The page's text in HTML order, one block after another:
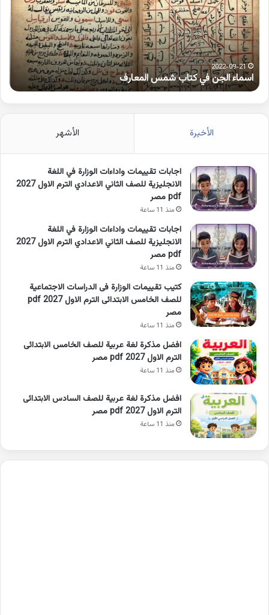
كتاب
شمس
المعارف
2022-09-21
اسماء الجن في كتاب شمس المعارف
الأخيرة الأشهر
اجابات تقييمات واداءات الوزارة في اللغة
الانجليزية للصف الثاني الاعدادي الترم الاول 2027
pdf مصر
منذ 11 ساعة
اجابات تقييمات واداءات الوزارة في اللغة
الانجليزية للصف الثاني الاعدادي الترم الاول 2027
pdf مصر
منذ 11 ساعة
كتيب تقييمات الوزارة فى الدراسات الاجتماعية
للصف الخامس الابتدائى الترم الاول 2027 pdf
مصر
منذ 11 ساعة
افضل مذكرة لغة عربية للصف الخامس الابتدائى
الترم الاول 2027 pdf مصر
منذ 11 ساعة
افضل مذكرة لغة عربية للصف السادس الابتدائى
الترم الاول 2027 pdf مصر
منذ 11 ساعة